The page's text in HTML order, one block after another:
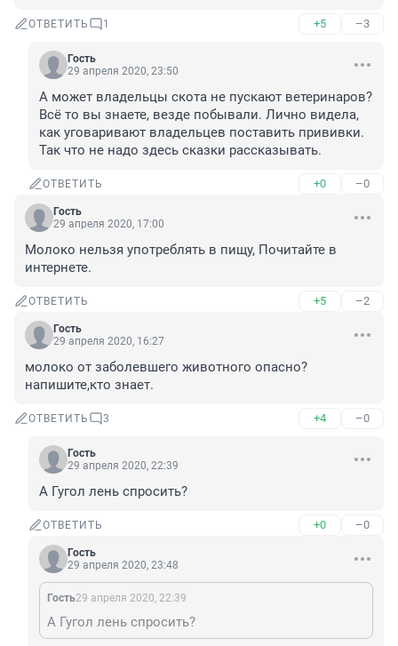
ОТВЕТИТЬ 1 +5 –3
Гость
29 апреля 2020, 23:50
А может владельцы скота не пускают ветеринаров?
Всё то вы знаете, везде побывали. Лично видела,
как уговаривают владельцев поставить прививки.
Так что не надо здесь сказки рассказывать.
ОТВЕТИТЬ +0 –0
Гость
29 апреля 2020, 17:00
Молоко нельзя употреблять в пищу, Почитайте в
интернете.
ОТВЕТИТЬ +5 –2
Гость
29 апреля 2020, 16:27
молоко от заболевшего животного опасно?
напишите,кто знает.
ОТВЕТИТЬ 3 +4 –0
Гость
29 апреля 2020, 22:39
А Гугол лень спросить?
ОТВЕТИТЬ +0 –0
Гость
29 апреля 2020, 23:48
Гость29 апреля 2020, 22:39
А Гугол лень спросить?